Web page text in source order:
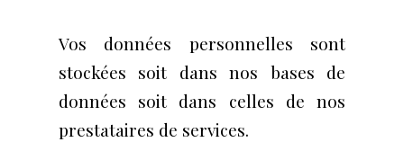
Vos données personnelles sont
stockées soit dans nos bases de
données soit dans celles de nos
prestataires de services.